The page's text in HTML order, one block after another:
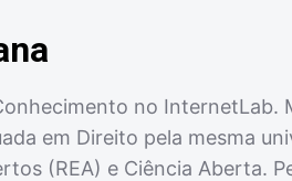
no InternetLab.
em Direito pela mesma
(REA) e Ciência Aberta.